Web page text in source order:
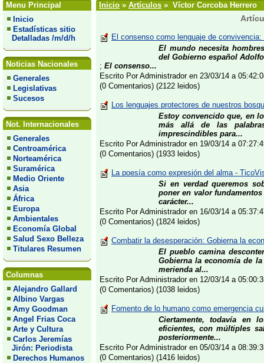
Menu Principal
Inicio
Estadísticas sitio
Detalladas /m/d/h
Noticias Nacionales
Generales
Legislativas
Sucesos
Not. Internacionales
Generales
Centroamérica
Norteamérica
Suramérica
Medio Oriente
Asia
África
Europa
Ambientales
Economía Global
Salud Sexo Belleza
Titulares Resumen
Columnas
Alejandro Gallard
Albino Vargas
Amy Goodman
Angel Frias Coca
Arte y Cultura
Carlos Jeremías
Jirón: Periodista
Derechos Humanos
Inicio » Artículos » Víctor Corcoba Herrero
El consenso como lenguaje de
El mundo necesita
del Gobierno español
; El consenso...
Escrito Por Administrador en 23/03/14 a
(0 Comentarios) (2122 leidos)
Los lenguajes protectores de nuestros
Estoy convencido que, en
más allá de las
imprescindibles para...
Escrito Por Administrador en 19/03/14 a
(0 Comentarios) (1933 leidos)
La poesía como expresión del alma -
Si en verdad queremos
poner en valor
carácter...
Escrito Por Administrador en 16/03/14 a
(0 Comentarios) (1824 leidos)
Combatir la desesperación: Gobierna la
El pueblo camina
Gobierna la economía de
merienda al...
Escrito Por Administrador en 12/03/14 a
(0 Comentarios) (1038 leidos)
Fomento de lo humano como emergencia
Ciertamente, todavía en
eficientes, con múltiples
posteriormente...
Escrito Por Administrador en 05/03/14 a
(0 Comentarios) (1416 leidos)